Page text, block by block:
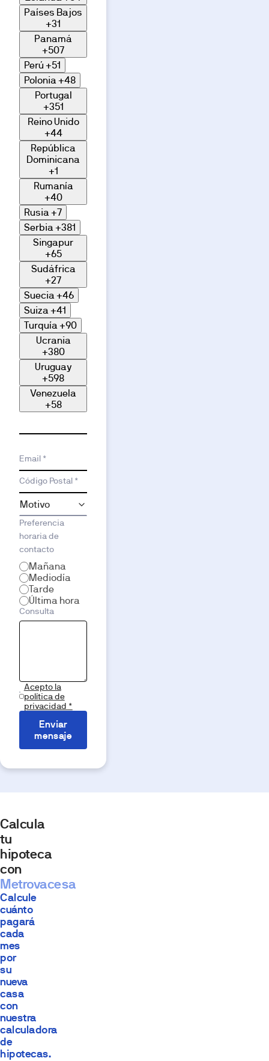
Países Bajos
+31
Panamá
+507
Perú +51
Polonia+48
Portugal
+351
Reino Unido
+44
República
Dominicana
+1
Rumanía
+40
Rusia+7
Serbia+381
Singapur
+65
Sudáfrica
+27
Suecia+46
Suiza+41
Turquía+90
Ucrania
+380
Uruguay
+598
Venezuela
+58
Email *
Código Postal *
Preferencia
horaria de
contacto
Mañana
Mediodía
Tarde
Última hora
Consulta
Acepto la
política de
privacidad *
Enviar
mensaje
Calcula
tu
hipoteca
con
Metrovacesa
Calcule
cuánto
pagará
cada
mes
por
su
nueva
casa
con
nuestra
calculadora
de
hipotecas.